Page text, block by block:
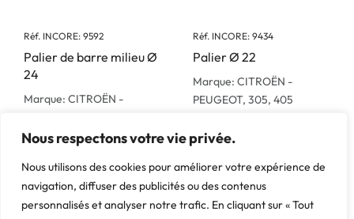
Nous respectons votre vie privée.
Nous utilisons des cookies pour améliorer votre expérience de
navigation, diffuser des publicités ou des contenus
personnalisés et analyser notre trafic. En cliquant sur « Tout
Réf. INCORE: 9592
Palier de barre milieu Ø
24
Marque: CITROËN -
Poids: 0.04 kg
Réf. INCORE: 9434
Palier Ø 22
Marque: CITROËN -
PEUGEOT, 305, 405